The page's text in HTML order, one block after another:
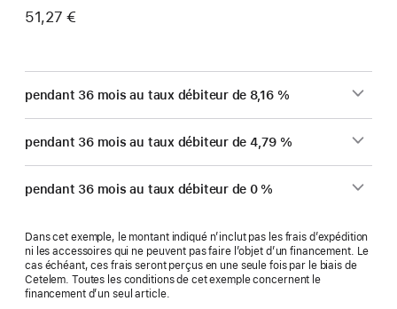
51,27 €
pendant 36 mois au taux débiteur de 8,16 %
pendant 36 mois au taux débiteur de 4,79 %
pendant 36 mois au taux débiteur de 0 %
Dans cet exemple, le montant indiqué n’inclut pas les frais d’expédition
ni les accessoires qui ne peuvent pas faire l’objet d’un financement. Le
cas échéant, ces frais seront perçus en une seule fois par le biais de
Cetelem. Toutes les conditions de cet exemple concernent le
financement d’un seul article.